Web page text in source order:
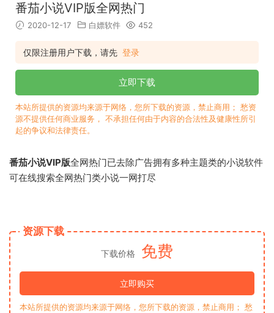
番茄小说VIP版全网热门
2020-12-17 白嫖软件 452
仅限注册用户下载，请先 登录
立即下载
本站所提供的资源均来源于网络，您所下载的资源，禁止商用； 愁资
源不提供任何商业服务， 不承担任何由于内容的合法性及健康性所引
起的争议和法律责任。
番茄小说VIP版全网热门已去除广告拥有多种主题类的小说软件
可在线搜索全网热门类小说一网打尽
资源下载
下载价格 免费
立即购买
本站所提供的资源均来源于网络，您所下载的资源，禁止商用； 愁